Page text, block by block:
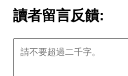
讀者留言反饋: